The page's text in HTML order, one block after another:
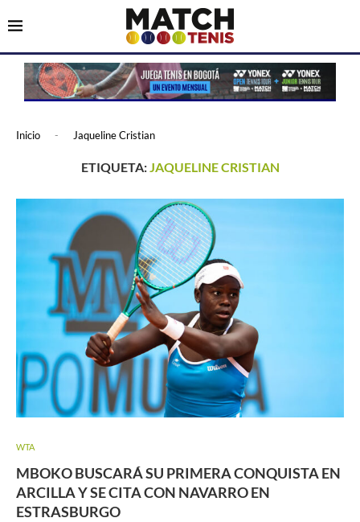
Inicio - Jaqueline Cristian
ETIQUETA:JAQUELINE CRISTIAN
WTA
MBOKO BUSCARÁ SU PRIMERA CONQUISTA EN
ARCILLA Y SE CITA CON NAVARRO EN
ESTRASBURGO